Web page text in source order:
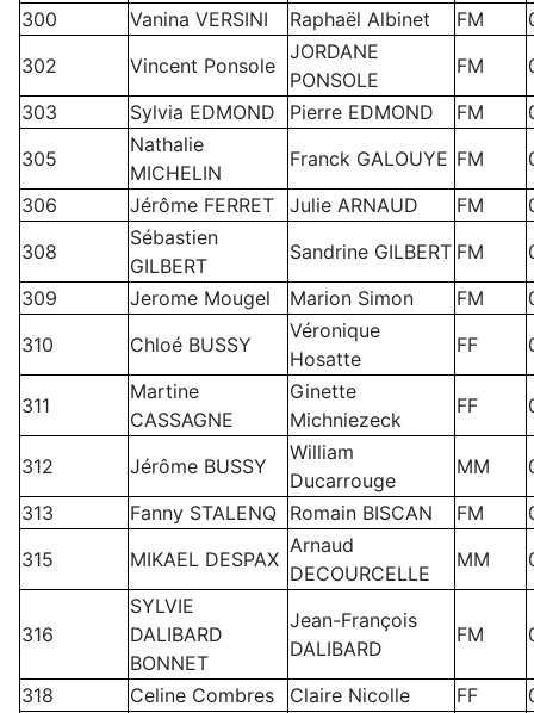
300 Vanina VERSINI Raphaël Albinet FM
302
Vincent Ponsole
JORDANE
PONSOLE
FM
303
Sylvia EDMOND Pierre EDMOND FM
305
Nathalie
MICHELIN
Franck GALOUYE FM
306
Jérôme FERRET Julie ARNAUD FM
308
Sébastien
GILBERT
Sandrine GILBERT FM
309
Jerome Mougel Marion Simon FM
310
Chloé BUSSY
Véronique
Hosatte
FF
311
Martine
CASSAGNE
Ginette
Michniezeck
FF
312 Jérôme BUSSY
William
Ducarrouge
MM
313
Fanny STALENQ Romain BISCAN FM
315
MIKAEL DESPAX
Arnaud
DECOURCELLE
MM
316
SYLVIE
DALIBARD
BONNET
Jean-François
DALIBARD
FM
318 Celine Combres Claire Nicolle FF